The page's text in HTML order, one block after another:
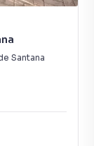
Santana